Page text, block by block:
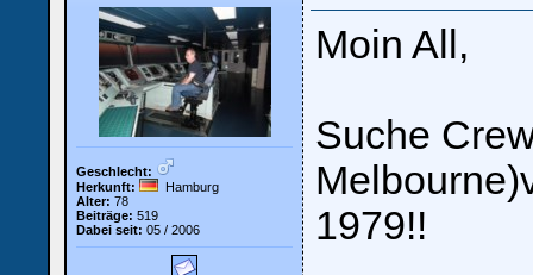
Geschlecht:
Herkunft:
Hamburg
Alter: 78
Beiträge: 519
Dabei seit: 05 / 2006
Moin All,
Suche
1979!!